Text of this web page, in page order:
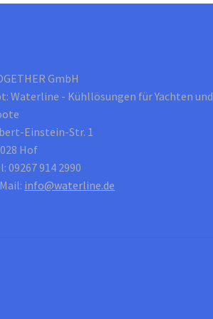
GmbH
Waterline - Kühllösungen für Yachten und
Einstein-Str. 1
Hof
09267 914 2990
info@waterline.de